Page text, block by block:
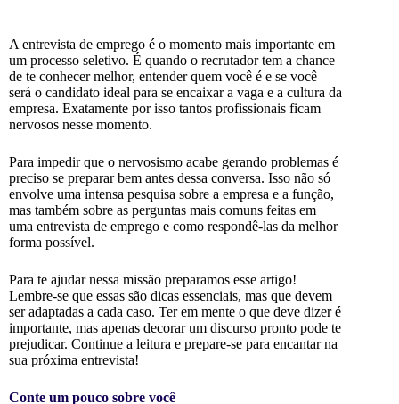
A entrevista de emprego é o momento mais importante em
um processo seletivo. É quando o recrutador tem a chance
de te conhecer melhor, entender quem você é e se você
será o candidato ideal para se encaixar a vaga e a cultura da
empresa. Exatamente por isso tantos profissionais ficam
nervosos nesse momento.
Para impedir que o nervosismo acabe gerando problemas é
preciso se preparar bem antes dessa conversa. Isso não só
envolve uma intensa pesquisa sobre a empresa e a função,
mas também sobre as perguntas mais comuns feitas em
uma entrevista de emprego e como respondê-las da melhor
forma possível.
Para te ajudar nessa missão preparamos esse artigo!
Lembre-se que essas são dicas essenciais, mas que devem
ser adaptadas a cada caso. Ter em mente o que deve dizer é
importante, mas apenas decorar um discurso pronto pode te
prejudicar. Continue a leitura e prepare-se para encantar na
sua próxima entrevista!
Conte um pouco sobre você